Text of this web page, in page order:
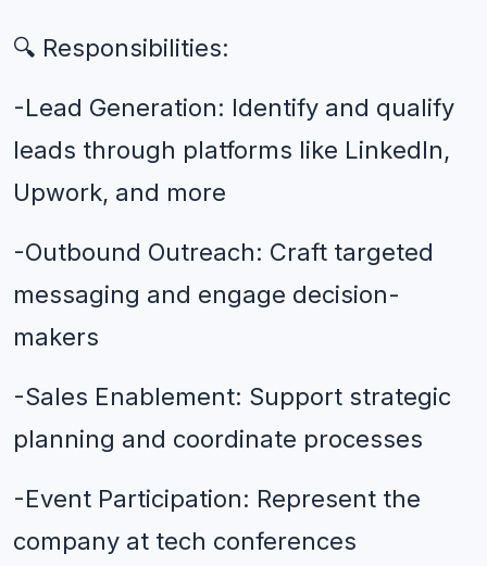
🔍 Responsibilities:
-Lead Generation: Identify and qualify
leads through platforms like LinkedIn,
Upwork, and more
-Outbound Outreach: Craft targeted
messaging and engage decision-
makers
-Sales Enablement: Support strategic
planning and coordinate processes
-Event Participation: Represent the
company at tech conferences